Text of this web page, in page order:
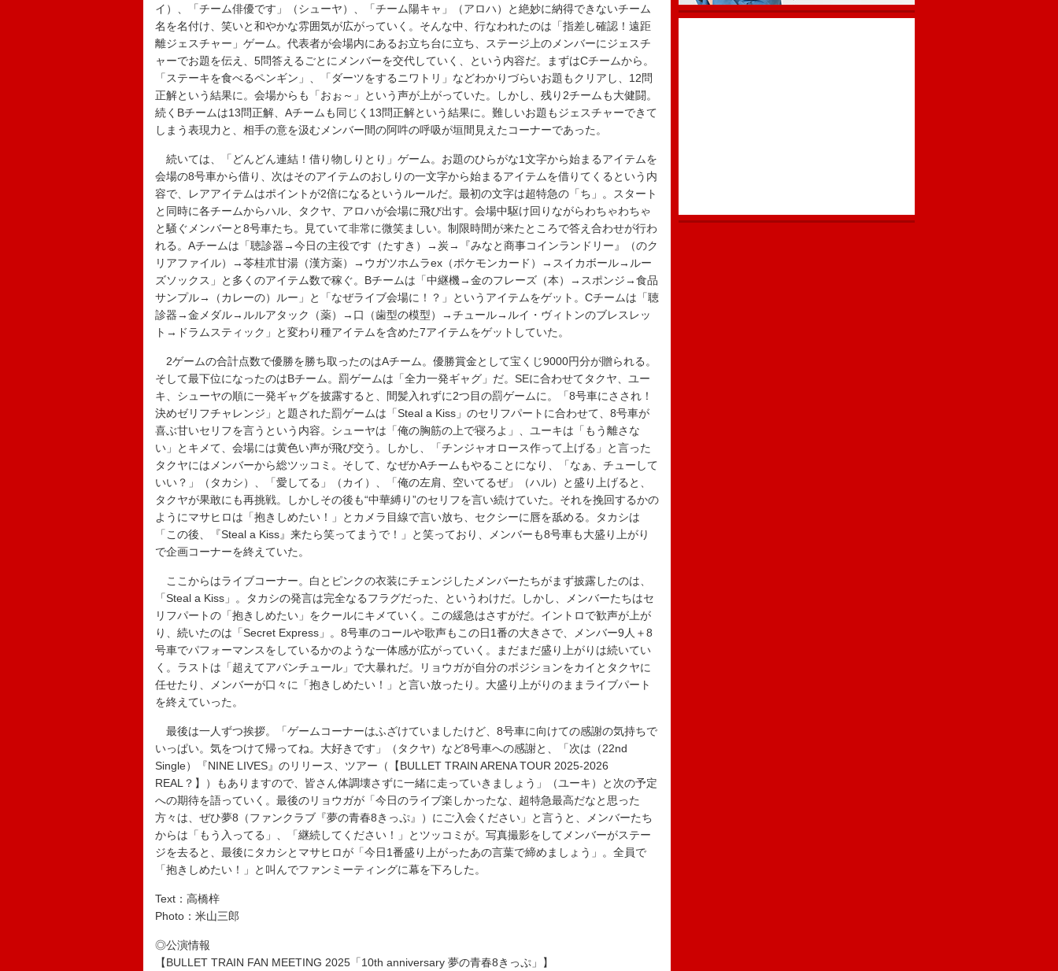
イ）、「チーム俳優です」（シューヤ）、「チーム陽キャ」（アロハ）と絶妙に納得できないチーム
名を名付け、笑いと和やかな雰囲気が広がっていく。そんな中、行なわれたのは「指差し確認！遠距
離ジェスチャー」ゲーム。代表者が会場内にあるお立ち台に立ち、ステージ上のメンバーにジェスチ
ャーでお題を伝え、5問答えるごとにメンバーを交代していく、という内容だ。まずはCチームから。
「ステーキを食べるペンギン」、「ダーツをするニワトリ」などわかりづらいお題もクリアし、12問
正解という結果に。会場からも「おぉ～」という声が上がっていた。しかし、残り2チームも大健闘。
続くBチームは13問正解、Aチームも同じく13問正解という結果に。難しいお題もジェスチャーできて
しまう表現力と、相手の意を汲むメンバー間の阿吽の呼吸が垣間見えたコーナーであった。
続いては、「どんどん連結！借り物しりとり」ゲーム。お題のひらがな1文字から始まるアイテムを
会場の8号車から借り、次はそのアイテムのおしりの一文字から始まるアイテムを借りてくるという内
容で、レアアイテムはポイントが2倍になるというルールだ。最初の文字は超特急の「ち」。スタート
と同時に各チームからハル、タクヤ、アロハが会場に飛び出す。会場中駆け回りながらわちゃわちゃ
と騒ぐメンバーと8号車たち。見ていて非常に微笑ましい。制限時間が来たところで答え合わせが行わ
れる。Aチームは「聴診器→今日の主役です（たすき）→炭→『みなと商事コインランドリー』（のク
リアファイル）→苓桂朮甘湯（漢方薬）→ウガツホムラex（ポケモンカード）→スイカボール→ルー
ズソックス」と多くのアイテム数で稼ぐ。Bチームは「中継機→金のフレーズ（本）→スポンジ→食品
サンプル→（カレーの）ルー」と「なぜライブ会場に！？」というアイテムをゲット。Cチームは「聴
診器→金メダル→ルルアタック（薬）→口（歯型の模型）→チュール→ルイ・ヴィトンのブレスレッ
ト→ドラムスティック」と変わり種アイテムを含めた7アイテムをゲットしていた。
2ゲームの合計点数で優勝を勝ち取ったのはAチーム。優勝賞金として宝くじ9000円分が贈られる。
そして最下位になったのはBチーム。罰ゲームは「全力一発ギャグ」だ。SEに合わせてタクヤ、ユー
キ、シューヤの順に一発ギャグを披露すると、間髪入れずに2つ目の罰ゲームに。「8号車にさされ！
決めゼリフチャレンジ」と題された罰ゲームは「Steal a Kiss」のセリフパートに合わせて、8号車が
喜ぶ甘いセリフを言うという内容。シューヤは「俺の胸筋の上で寝ろよ」、ユーキは「もう離さな
い」とキメて、会場には黄色い声が飛び交う。しかし、「チンジャオロース作って上げる」と言った
タクヤにはメンバーから総ツッコミ。そして、なぜかAチームもやることになり、「なぁ、チューして
いい？」（タカシ）、「愛してる」（カイ）、「俺の左肩、空いてるぜ」（ハル）と盛り上げると、
タクヤが果敢にも再挑戦。しかしその後も“中華縛り”のセリフを言い続けていた。それを挽回するかの
ようにマサヒロは「抱きしめたい！」とカメラ目線で言い放ち、セクシーに唇を舐める。タカシは
「この後、『Steal a Kiss』来たら笑ってまうで！」と笑っており、メンバーも8号車も大盛り上がり
で企画コーナーを終えていた。
ここからはライブコーナー。白とピンクの衣装にチェンジしたメンバーたちがまず披露したのは、
「Steal a Kiss」。タカシの発言は完全なるフラグだった、というわけだ。しかし、メンバーたちはセ
リフパートの「抱きしめたい」をクールにキメていく。この緩急はさすがだ。イントロで歓声が上が
り、続いたのは「Secret Express」。8号車のコールや歌声もこの日1番の大きさで、メンバー9人＋8
号車でパフォーマンスをしているかのような一体感が広がっていく。まだまだ盛り上がりは続いてい
く。ラストは「超えてアバンチュール」で大暴れだ。リョウガが自分のポジションをカイとタクヤに
任せたり、メンバーが口々に「抱きしめたい！」と言い放ったり。大盛り上がりのままライブパート
を終えていった。
最後は一人ずつ挨拶。「ゲームコーナーはふざけていましたけど、8号車に向けての感謝の気持ちで
いっぱい。気をつけて帰ってね。大好きです」（タクヤ）など8号車への感謝と、「次は（22nd
Single）『NINE LIVES』のリリース、ツアー（【BULLET TRAIN ARENA TOUR 2025-2026
REAL？】）もありますので、皆さん体調壊さずに一緒に走っていきましょう」（ユーキ）と次の予定
への期待を語っていく。最後のリョウガが「今日のライブ楽しかったな、超特急最高だなと思った
方々は、ぜひ夢8（ファンクラブ『夢の青春8きっぷ』）にご入会ください」と言うと、メンバーたち
からは「もう入ってる」、「継続してください！」とツッコミが。写真撮影をしてメンバーがステー
ジを去ると、最後にタカシとマサヒロが「今日1番盛り上がったあの言葉で締めましょう」。全員で
「抱きしめたい！」と叫んでファンミーティングに幕を下ろした。
Text：高橋梓
Photo：米山三郎
◎公演情報
【BULLET TRAIN FAN MEETING 2025「10th anniversary 夢の青春8きっぷ」】